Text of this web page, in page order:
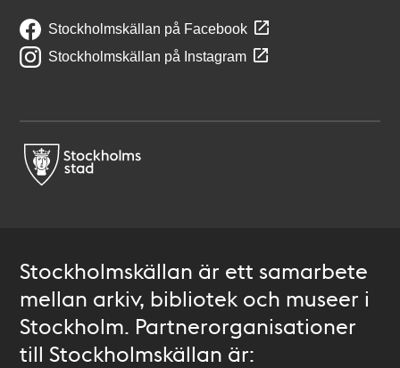
Stockholmskällan på Facebook
Stockholmskällan på Instagram
Stockholmskällan är ett samarbete
mellan arkiv, bibliotek och museer i
Stockholm. Partnerorganisationer
till Stockholmskällan är: